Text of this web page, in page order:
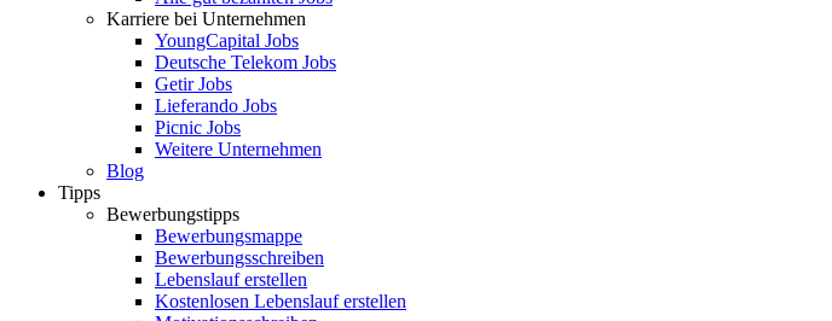
Karriere bei Unternehmen
YoungCapital Jobs
Deutsche Telekom Jobs
Getir Jobs
Lieferando Jobs
Picnic Jobs
Weitere Unternehmen
Blog
Tipps
Bewerbungstipps
Bewerbungsmappe
Bewerbungsschreiben
Lebenslauf erstellen
Kostenlosen Lebenslauf erstellen